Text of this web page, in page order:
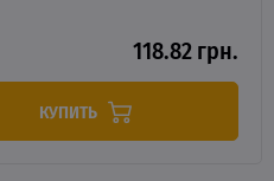
118.82 грн.
КУПИТЬ